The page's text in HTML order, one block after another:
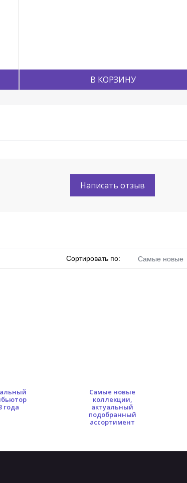
В КОРЗИНУ
Написать отзыв
Сортировать по: Самые новые
года
Самые новые
коллекции,
актуальный
подобранный
ассортимент